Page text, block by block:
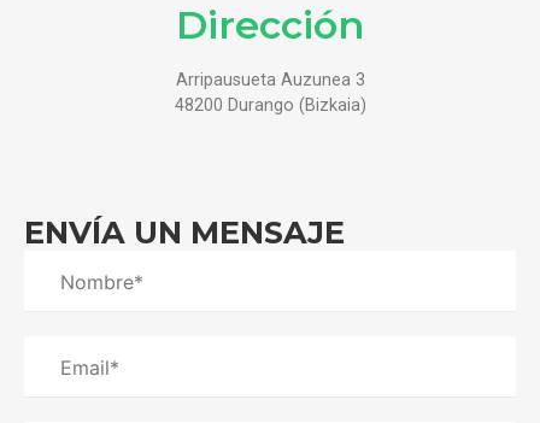
Dirección
Arripausueta Auzunea 3
48200 Durango (Bizkaia)
ENVÍA UN MENSAJE